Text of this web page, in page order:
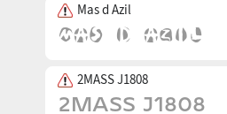
Mas d Azil
2MASS J1808